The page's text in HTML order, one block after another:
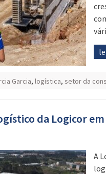
Garcia, logística, setor da
da Logicor em
A